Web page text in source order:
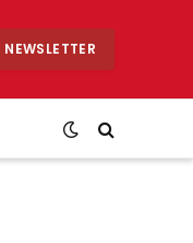
NEWSLETTER